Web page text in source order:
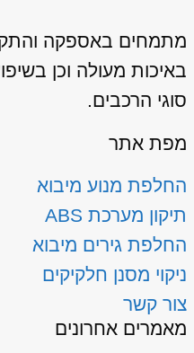
מתמחים באספקה
באיכות מעולה וכן
סוגי הרכבים.
מפת אתר
החלפת מנוע מיבוא
תיקון מערכת ABS
החלפת גירים מיבוא
ניקוי מסנן חלקיקים
צור קשר
מאמרים אחרונים